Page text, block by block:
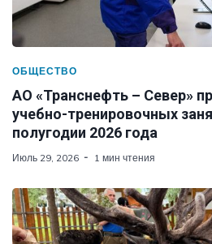
ОБЩЕСТВО
АО «Транснефть – Север»
учебно-тренировочных
полугодии 2026 года
Июль 29, 2026 1 мин чтения